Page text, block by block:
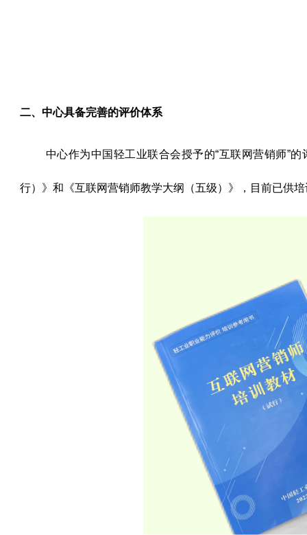
二、中心具备完善的评价体系
中心作为中国轻工业联合会授予的“互联网营销师”
行）》和《互联网营销师教学大纲（五级）》，目前已供